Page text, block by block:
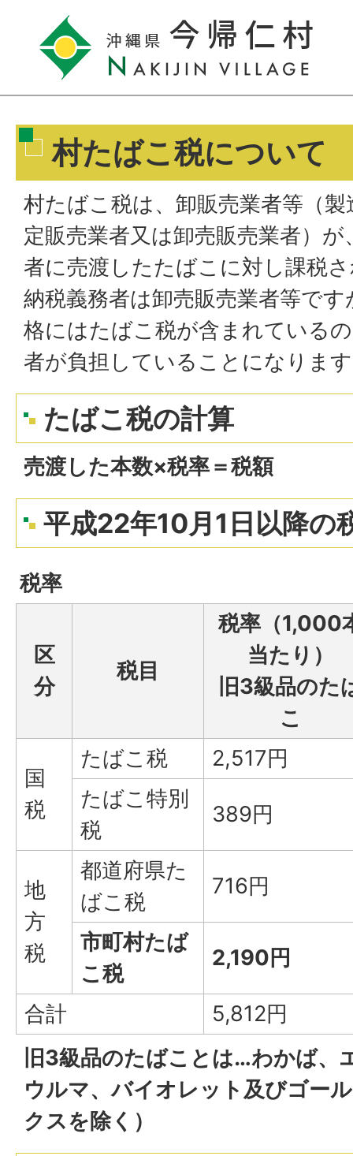
村たばこ税について
村たばこ税は、卸販売業者等（
定販売業者又は卸売販売業者）
者に売渡したたばこに対し課税
納税義務者は卸売販売業者等で
格にはたばこ税が含まれている
者が負担していることになりま
たばこ税の計算
売渡した本数×税率＝税額
平成22年10月1日以降の
税率
区
分
税目
税率（1,000
当たり）
旧3級品のた
こ
国
税
たばこ税
2,517円
たばこ特別
税
389円
地
方
税
都道府県た
ばこ税
716円
市町村たば
こ税
2,190円
合計
5,812円
旧3級品のたばことは…わかば、
ウルマ、バイオレット及びゴー
クスを除く）